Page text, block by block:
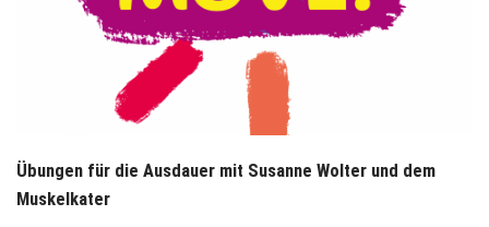
Übungen für die Ausdauer mit Susanne Wolter und dem
Muskelkater